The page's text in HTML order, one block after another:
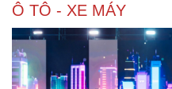
Du lịch
Tư vấn
Săn Tour
check-in
Ô TÔ - XE MÁY